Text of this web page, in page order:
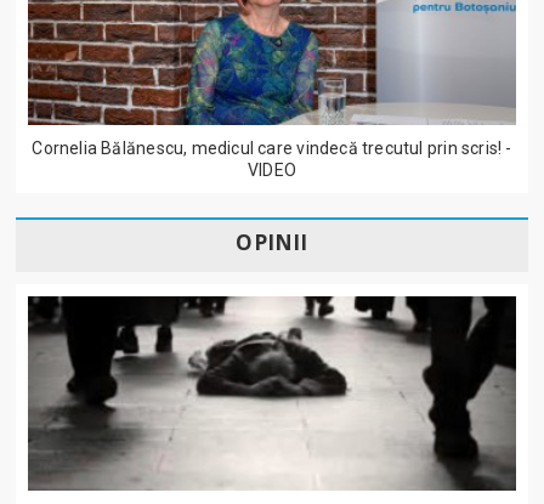
Cornelia Bălănescu, medicul care vindecă trecutul prin scris! -
VIDEO
OPINII